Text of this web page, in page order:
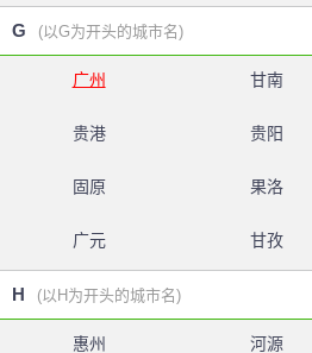
G (以G为开头的城市名)
广州 甘南
贵港 贵阳
固原 果洛
广元 甘孜
H (以H为开头的城市名)
惠州 河源